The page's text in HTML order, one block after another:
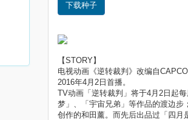
下载种子
【STORY】
电视动画《逆转裁判》改编自
2016年4月2日首播。
TV动画「逆转裁判」将于4月2日起
梦」、「宇宙兄弟」等作品的渡边
创作的和田薰。而先后出品过「四月